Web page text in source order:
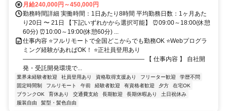
月給240,000円～450,000円
勤務時間詳細 実働時間：1日あたり8時間 平均勤務日数：1ヶ月あた
り20日 〜 21日 【下記いずれかから選択可能】 ⏰09:00～18:00(休憩
60分) ⏰10:00～19:00(休憩60分) ...
仕事内容 ⭐フルリモートで全国どこからでも勤務OK ⭐Webプログラ
ミング経験があればOK！ ⭐正社員登用あり
―――――――――――――――――――― 【 仕事内容 】 自社開
発・受託開発環境で...
業界未経験者歓迎 社員登用あり 資格取得支援あり フリーター歓迎
学歴不問
固定時間制
フルリモート 午前 経験者歓迎 有資格者歓迎 夕方
在宅OK
ブランクOK
育休あり 交通費支給 長期歓迎 長期休暇あり
土日祝休み
服装自由
髪型・髪色自由